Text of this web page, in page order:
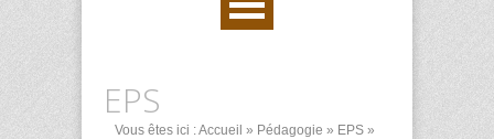
EPS
Vous êtes ici :Accueil » Pédagogie » EPS »